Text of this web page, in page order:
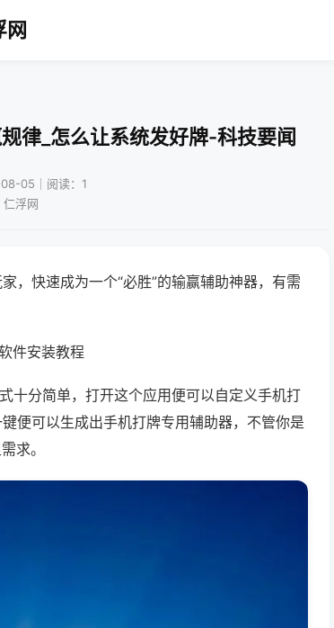
网
律_怎么让系统发好牌-科技要闻
05｜阅读：1
仁浮网
，快速成为一个“必胜”的输赢辅助神器，有需
件安装教程
十分简单，打开这个应用便可以自定义手机打
便可以生成出手机打牌专用辅助器，不管你是
求。